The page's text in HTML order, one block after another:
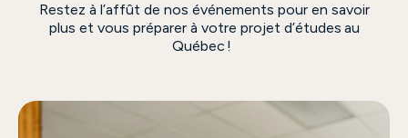
Restez à l’affût de nos événements pour en savoir
plus et vous préparer à votre projet d’études au
Québec !